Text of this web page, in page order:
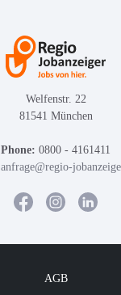
Welfenstr. 22
81541 München
Phone: 0800 - 4161411
anfrage@regio-
AGB